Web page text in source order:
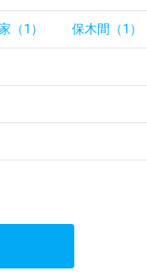
（1） 保木間（1）